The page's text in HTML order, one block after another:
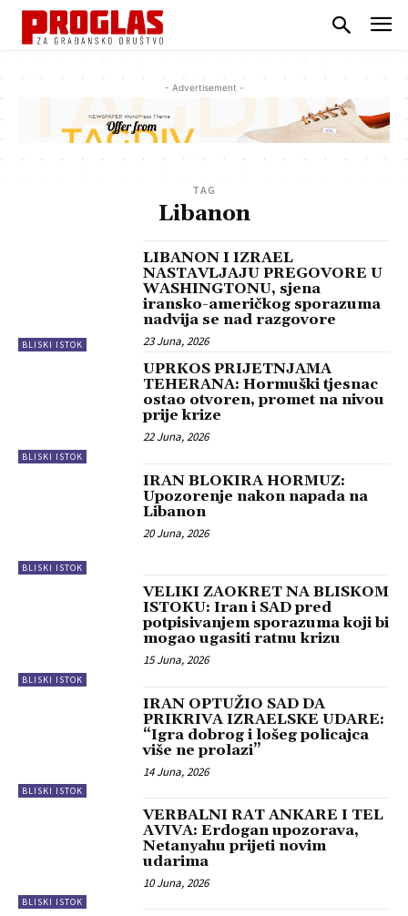
- Advertisement -
TAG
Libanon
BLISKI ISTOK
LIBANON I IZRAEL
NASTAVLJAJU PREGOVORE U
WASHINGTONU, sjena
iransko-američkog sporazuma
nadvija se nad razgovore
23 Juna, 2026
BLISKI ISTOK
UPRKOS PRIJETNJAMA
TEHERANA: Hormuški tjesnac
ostao otvoren, promet na nivou
prije krize
22 Juna, 2026
BLISKI ISTOK
IRAN BLOKIRA HORMUZ:
Upozorenje nakon napada na
Libanon
20 Juna, 2026
BLISKI ISTOK
VELIKI ZAOKRET NA BLISKOM
ISTOKU: Iran i SAD pred
potpisivanjem sporazuma koji bi
mogao ugasiti ratnu krizu
15 Juna, 2026
BLISKI ISTOK
IRAN OPTUŽIO SAD DA
PRIKRIVA IZRAELSKE UDARE:
“Igra dobrog i lošeg policajca
više ne prolazi”
14 Juna, 2026
BLISKI ISTOK
VERBALNI RAT ANKARE I TEL
AVIVA: Erdogan upozorava,
Netanyahu prijeti novim
udarima
10 Juna, 2026